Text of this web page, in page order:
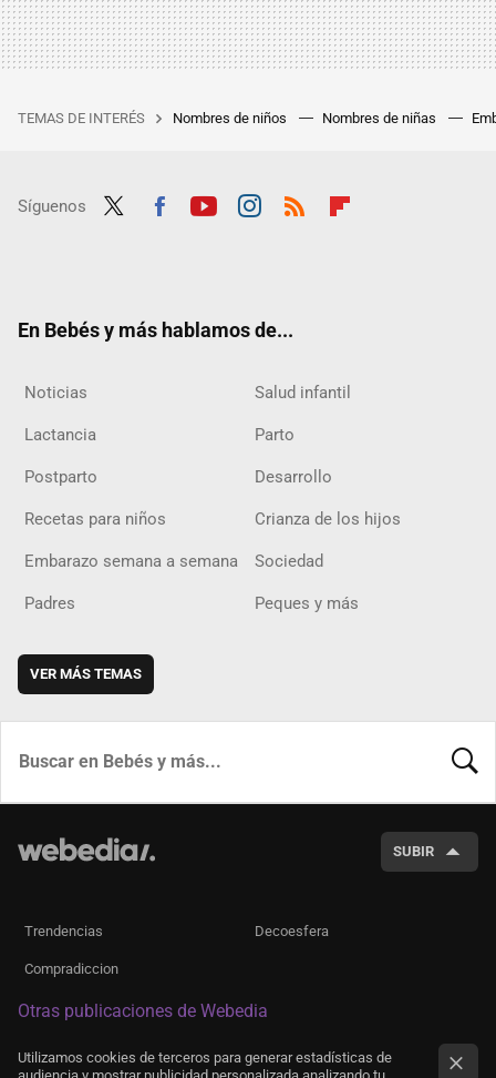
TEMAS DE INTERÉS Nombres de niños Nombres de niñas
Síguenos
En Bebés y más hablamos de...
Noticias Salud infantil
Lactancia Parto
Postparto Desarrollo
Recetas para niños Crianza de los hijos
Embarazo semana a semana Sociedad
Padres Peques y más
VER MÁS TEMAS
SUBIR
Trendencias Decoesfera
Compradiccion
Otras publicaciones de Webedia
Utilizamos cookies de terceros para generar estadísticas de